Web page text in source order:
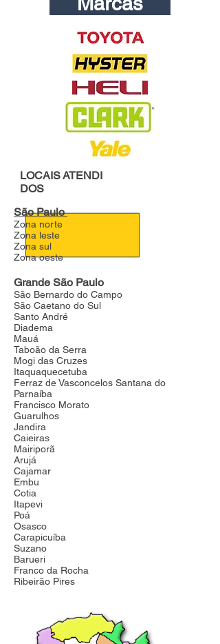
LOCAISATENDI
DOS
São Paulo
Zona norte
Zona leste
Zona sul
Zona oeste
Grande São Paulo
São Bernardo do Campo
São Caetano do Sul
Santo André
Diadema
Mauá
Taboão da Serra
Mogi das Cruzes
Itaquaquecetuba
Ferraz de Vasconcelos Santana do
Parnaíba
Francisco Morato
Guarulhos
Jandira
Caieiras
Mairiporã
Arujá
Cajamar
Embu
Cotia
Itapevi
Poá
Osasco
Carapicuíba
Suzano
Barueri
Franco da Rocha
Ribeirão Pires